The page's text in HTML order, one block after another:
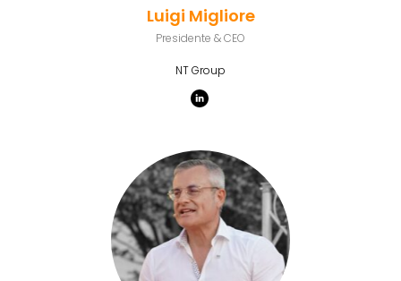
Luigi Migliore
Presidente & CEO
NT Group